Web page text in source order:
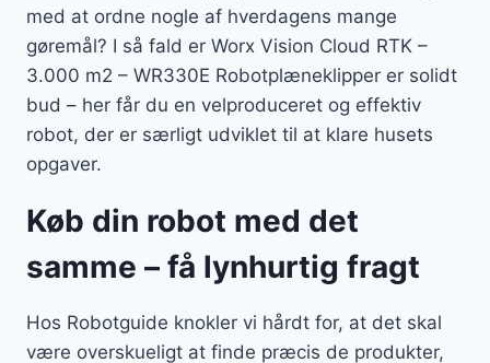
med at ordne nogle af hverdagens mange
gøremål? I så fald er Worx Vision Cloud RTK –
3.000 m2 – WR330E Robotplæneklipper er solidt
bud – her får du en velproduceret og effektiv
robot, der er særligt udviklet til at klare husets
opgaver.
Køb din robot med det
samme – få lynhurtig fragt
Hos Robotguide knokler vi hårdt for, at det skal
være overskueligt at finde præcis de produkter,